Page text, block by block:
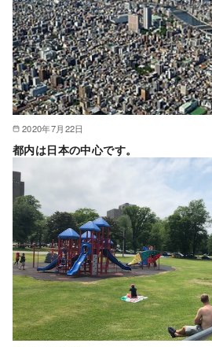
2020年7月22日
都内は日本の中心です。